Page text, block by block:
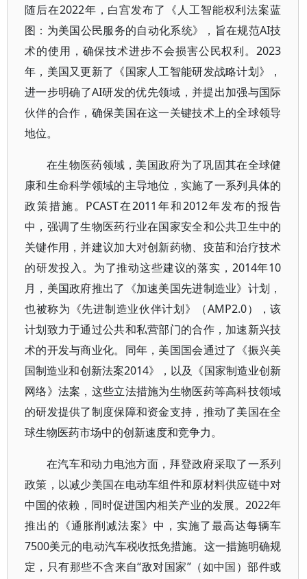
随后在2022年，白宫发布了《人工智能权利法案蓝
图：为美国公民服务的自动化系统》，旨在规范AI技
术的使用，确保技术进步不会损害公民权利。2023
年，美国又更新了《国家人工智能研发战略计划》，
进一步明确了AI研发的优先领域，并提出加强与国际
伙伴的合作，确保美国在这一关键技术上的全球领导
地位。
在生物医药领域，美国政府为了巩固其在全球健
康和生命科学领域的主导地位，实施了一系列具体的
政策措施。PCAST在2011年和2012年发布的报告
中，强调了生物医药行业在国家安全和公共卫生中的
关键作用，并建议加大对创新药物、疫苗和治疗技术
的研发投入。为了推动这些建议的落实，2014年10
月，美国政府推出了《加速美国先进制造业》计划，
也被称为《先进制造业伙伴计划》（AMP2.0），该
计划致力于通过公共和私营部门的合作，加速新兴技
术的开发与商业化。同年，美国国会通过了《振兴美
国制造业和创新法案2014》，以及《国家制造业创新
网络》法案，这些立法措施为生物医药等高科技领域
的研发提供了制度保障和资金支持，推动了美国在全
球生物医药市场中的创新速度和竞争力。
在汽车和动力电池方面，拜登政府采取了一系列
政策，以减少美国在电动车组件和原材料供应链中对
中国的依赖，同时促进国内相关产业的发展。2022年
推出的《通胀削减法案》中，实施了最高达每辆车
7500美元的电动汽车税收抵免措施。这一措施明确规
定，只有那些不含来自“敌对国家”（如中国）部件或